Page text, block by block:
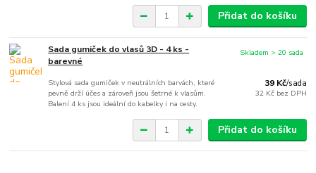
Přidat do košíku
Sada gumiček do vlasů 3D - 4 ks -
barevné
Stylová sada gumiček v neutrálních barvách, které
pevně drží účes a zároveň jsou šetrné k vlasům.
Balení 4 ks jsou ideální do kabelky i na cesty.
39 Kč/sada
32 Kč bez DPH
Skladem > 20 sada
Přidat do košíku